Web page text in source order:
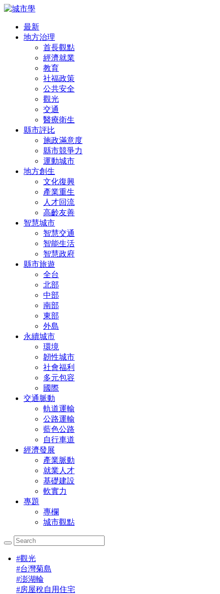
最新
地方治理
首長觀點
經濟就業
教育
社福政策
公共安全
觀光
交通
醫療衛生
縣市評比
施政滿意度
縣市競爭力
運動城市
地方創生
文化復興
產業重生
人才回流
高齡友善
智慧城市
智慧交通
智能生活
智慧政府
縣市旅遊
全台
北部
中部
南部
東部
外島
永續城市
環境
韌性城市
社會福利
多元包容
國際
交通脈動
軌道運輸
公路運輸
藍色公路
自行車道
經濟發展
產業脈動
就業人才
基礎建設
軟實力
專題
專欄
城市觀點
#觀光
#台灣菊島
#澎湖輪
#房屋稅自用住宅